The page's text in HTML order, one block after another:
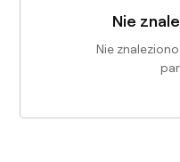
Nie
Nie